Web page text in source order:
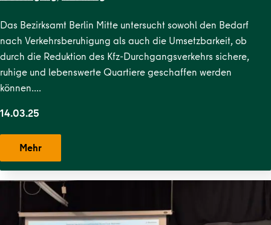
Das Bezirksamt Berlin Mitte untersucht sowohl den Bedarf
nach Verkehrsberuhigung als auch die Umsetzbarkeit, ob
durch die Reduktion des Kfz-Durchgangsverkehrs sichere,
ruhige und lebenswerte Quartiere geschaffen werden
können….
14.03.25
Mehr